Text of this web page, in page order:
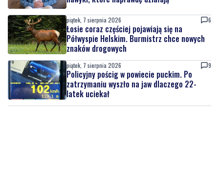
piątek, 7 sierpnia 2026 6
Łosie coraz częściej pojawiają się na
Półwyspie Helskim. Burmistrz chce nowych
znaków drogowych
piątek, 7 sierpnia 2026 9
Policyjny pościg w powiecie puckim. Po
zatrzymaniu wyszło na jaw dlaczego 22-
latek uciekał